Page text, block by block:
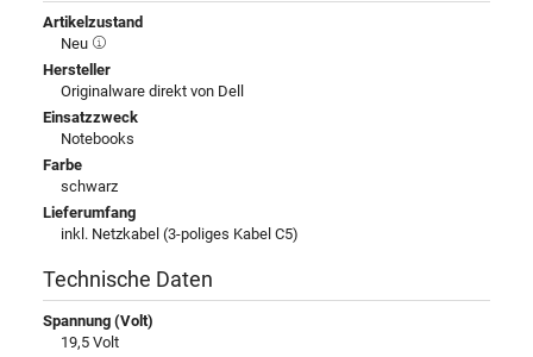
Artikelzustand
Neu
Hersteller
Originalware direkt von Dell
Einsatzzweck
Notebooks
Farbe
schwarz
Lieferumfang
inkl. Netzkabel (3-poliges Kabel C5)
Technische Daten
Spannung (Volt)
19,5 Volt